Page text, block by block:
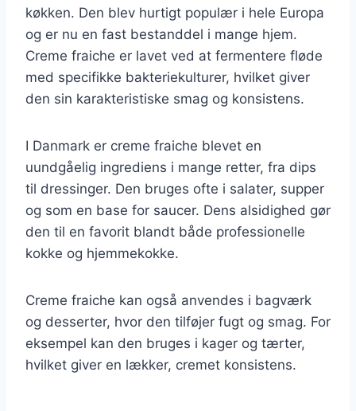
køkken. Den blev hurtigt populær i hele Europa
og er nu en fast bestanddel i mange hjem.
Creme fraiche er lavet ved at fermentere fløde
med specifikke bakteriekulturer, hvilket giver
den sin karakteristiske smag og konsistens.
I Danmark er creme fraiche blevet en
uundgåelig ingrediens i mange retter, fra dips
til dressinger. Den bruges ofte i salater, supper
og som en base for saucer. Dens alsidighed gør
den til en favorit blandt både professionelle
kokke og hjemmekokke.
Creme fraiche kan også anvendes i bagværk
og desserter, hvor den tilføjer fugt og smag. For
eksempel kan den bruges i kager og tærter,
hvilket giver en lækker, cremet konsistens.